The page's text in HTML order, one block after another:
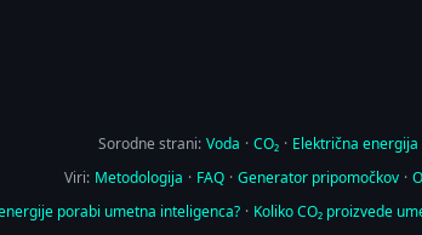
Sorodne strani: Voda · CO₂ · Električna energija
Viri: Metodologija · FAQ · Generator pripomočkov ·
porabi umetna inteligenca? · Koliko CO₂ proizvede